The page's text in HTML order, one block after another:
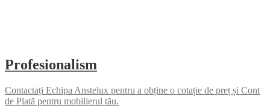
Profesionalism
Contactați Echipa Anstelux pentru a obține o cotație de preț și Cont
de Plată pentru mobilierul tău.